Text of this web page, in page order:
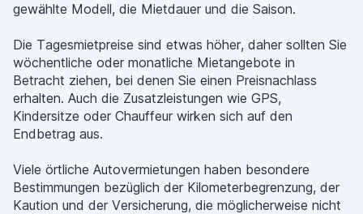
gewählte Modell, die Mietdauer und die Saison.
Die Tagesmietpreise sind etwas höher, daher sollten Sie
wöchentliche oder monatliche Mietangebote in
Betracht ziehen, bei denen Sie einen Preisnachlass
erhalten. Auch die Zusatzleistungen wie GPS,
Kindersitze oder Chauffeur wirken sich auf den
Endbetrag aus.
Viele örtliche Autovermietungen haben besondere
Bestimmungen bezüglich der Kilometerbegrenzung, der
Kaution und der Versicherung, die möglicherweise nicht